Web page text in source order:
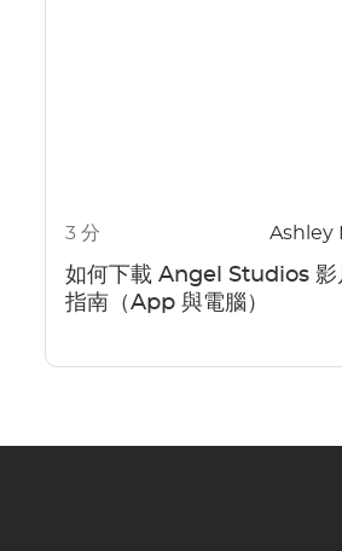
3 分 Ashley
如何下載 Angel Studios 影
指南（App 與電腦）